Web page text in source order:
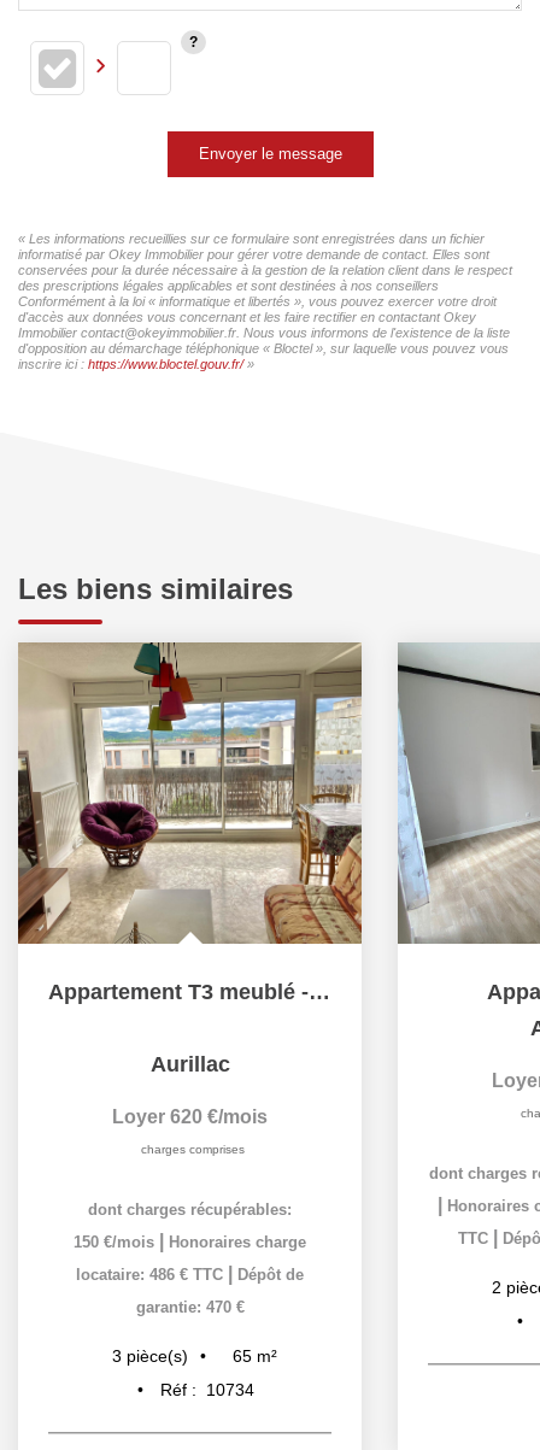
Envoyer le message
« Les informations recueillies sur ce formulaire sont enregistrées dans un fichier
informatisé par Okey Immobilier pour gérer votre demande de contact. Elles sont
conservées pour la durée nécessaire à la gestion de la relation client dans le respect
des prescriptions légales applicables et sont destinées à nos conseillers
Conformément à la loi « informatique et libertés », vous pouvez exercer votre droit
d'accès aux données vous concernant et les faire rectifier en contactant Okey
Immobilier contact@okeyimmobilier.fr. Nous vous informons de l'existence de la liste
d'opposition au démarchage téléphonique « Bloctel », sur laquelle vous pouvez vous
inscrire ici : https://www.bloctel.gouv.fr/»
Les biens similaires
Appartement T3 meublé - MARMIERS
Aurillac
Loyer 620 €/mois
charges comprises
dont charges récupérables:
150 €/mois
Honoraires charge
locataire: 486 € TTC
Dépôt de
garantie: 470 €
3 pièce(s) 65 m²
Réf :
10734
dont charges
Honoraires
TTC
2